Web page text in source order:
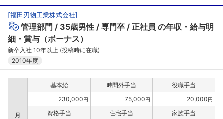
[福田刃物工業株式会社]
管理部門 35歳男性 専門卒 正社員 の年収・給与明
細・賞与（ボーナス）
新卒入社 10年以上 (投稿時に在職)
2010年度
月
基本給 時間外手当
役職手当
230,000円 75,000円 20,000円
資格手当 住宅手当
家族手当